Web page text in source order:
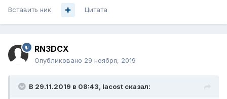
Вставить ник Цитата
RN3DCX
Опубликовано 29 ноября, 2019
В 29.11.2019 в 08:43, lacost сказал: